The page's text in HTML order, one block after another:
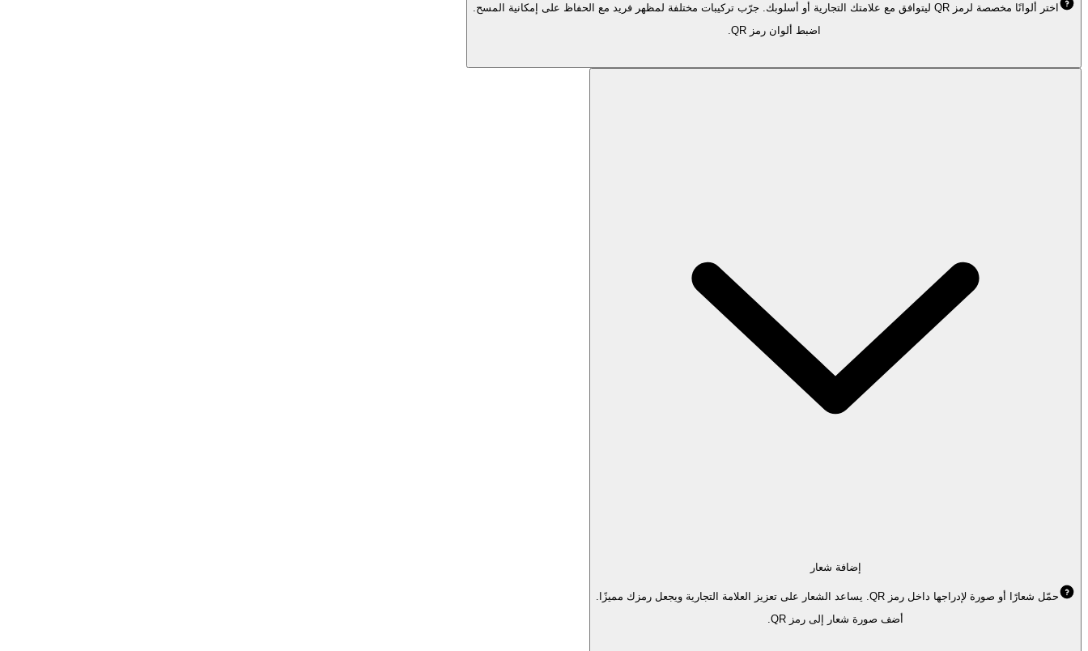
اختر ألوانًا مخصصة لرمز QR ليتوافق مع علامتك التجارية أو أسلوبك. جرّب تركيبات مختلفة لمظهر فريد مع الحفاظ على إمكانية المسح.
اضبط ألوان رمز QR.
إضافة شعار
حمّل شعارًا أو صورة لإدراجها داخل رمز QR. يساعد الشعار على تعزيز العلامة التجارية ويجعل رمزك مميزًا.
أضف صورة شعار إلى رمز QR.